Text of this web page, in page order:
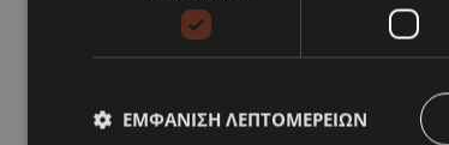
ΕΜΦΆΝΙΣΗ ΛΕΠΤΟΜΕΡΕΙΏΝ